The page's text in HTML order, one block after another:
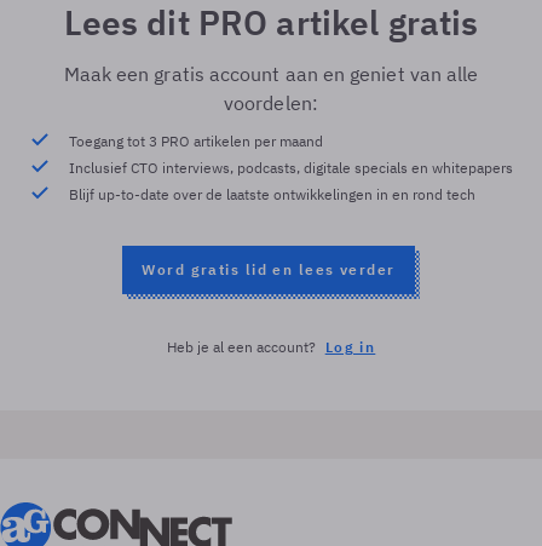
Lees dit PRO artikel gratis
Maak een gratis account aan en geniet van alle
voordelen:
Toegang tot 3 PRO artikelen per maand
Inclusief CTO interviews, podcasts, digitale specials en whitepapers
Blijf up-to-date over de laatste ontwikkelingen in en rond tech
Word gratis lid en lees verder
Heb je al een account? Log in